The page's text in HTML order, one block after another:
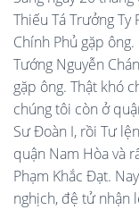
Thiếu Tá Trưởng
Chính Phủ gặp
Tướng Nguyễn
gặp ông. Thật khó
chúng tôi còn ở
Sư Đoàn I, rồi Tư
quận Nam Hòa và
Phạm Khắc Đạt.
nghịch, đệ tử nhận